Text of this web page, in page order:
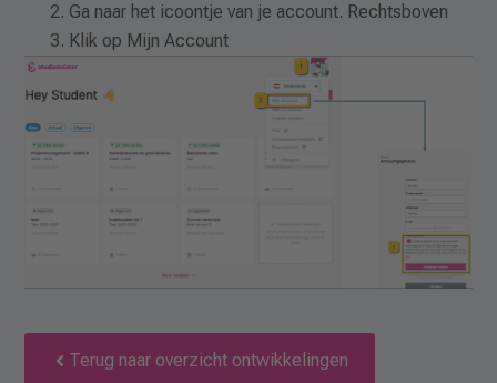
Ga naar het icoontje van je account. Rechtsboven
Klik op Mijn Account
Terug naar overzicht ontwikkelingen